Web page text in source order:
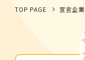
TOP PAGE 宣言企業